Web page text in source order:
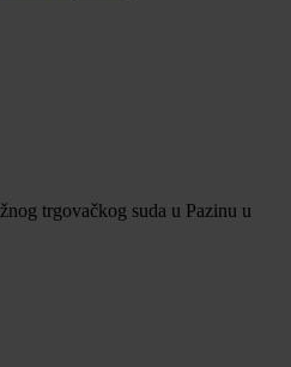
trgovačkog suda u Pazinu u